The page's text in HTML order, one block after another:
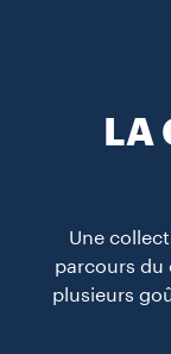
LA
Une
parcours du
plusieurs